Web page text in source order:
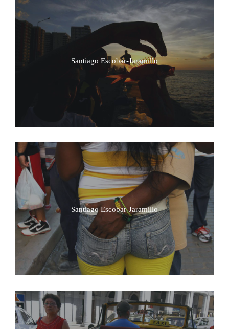
Santiago Escobar-Jaramillo
Santiago Escobar-Jaramillo